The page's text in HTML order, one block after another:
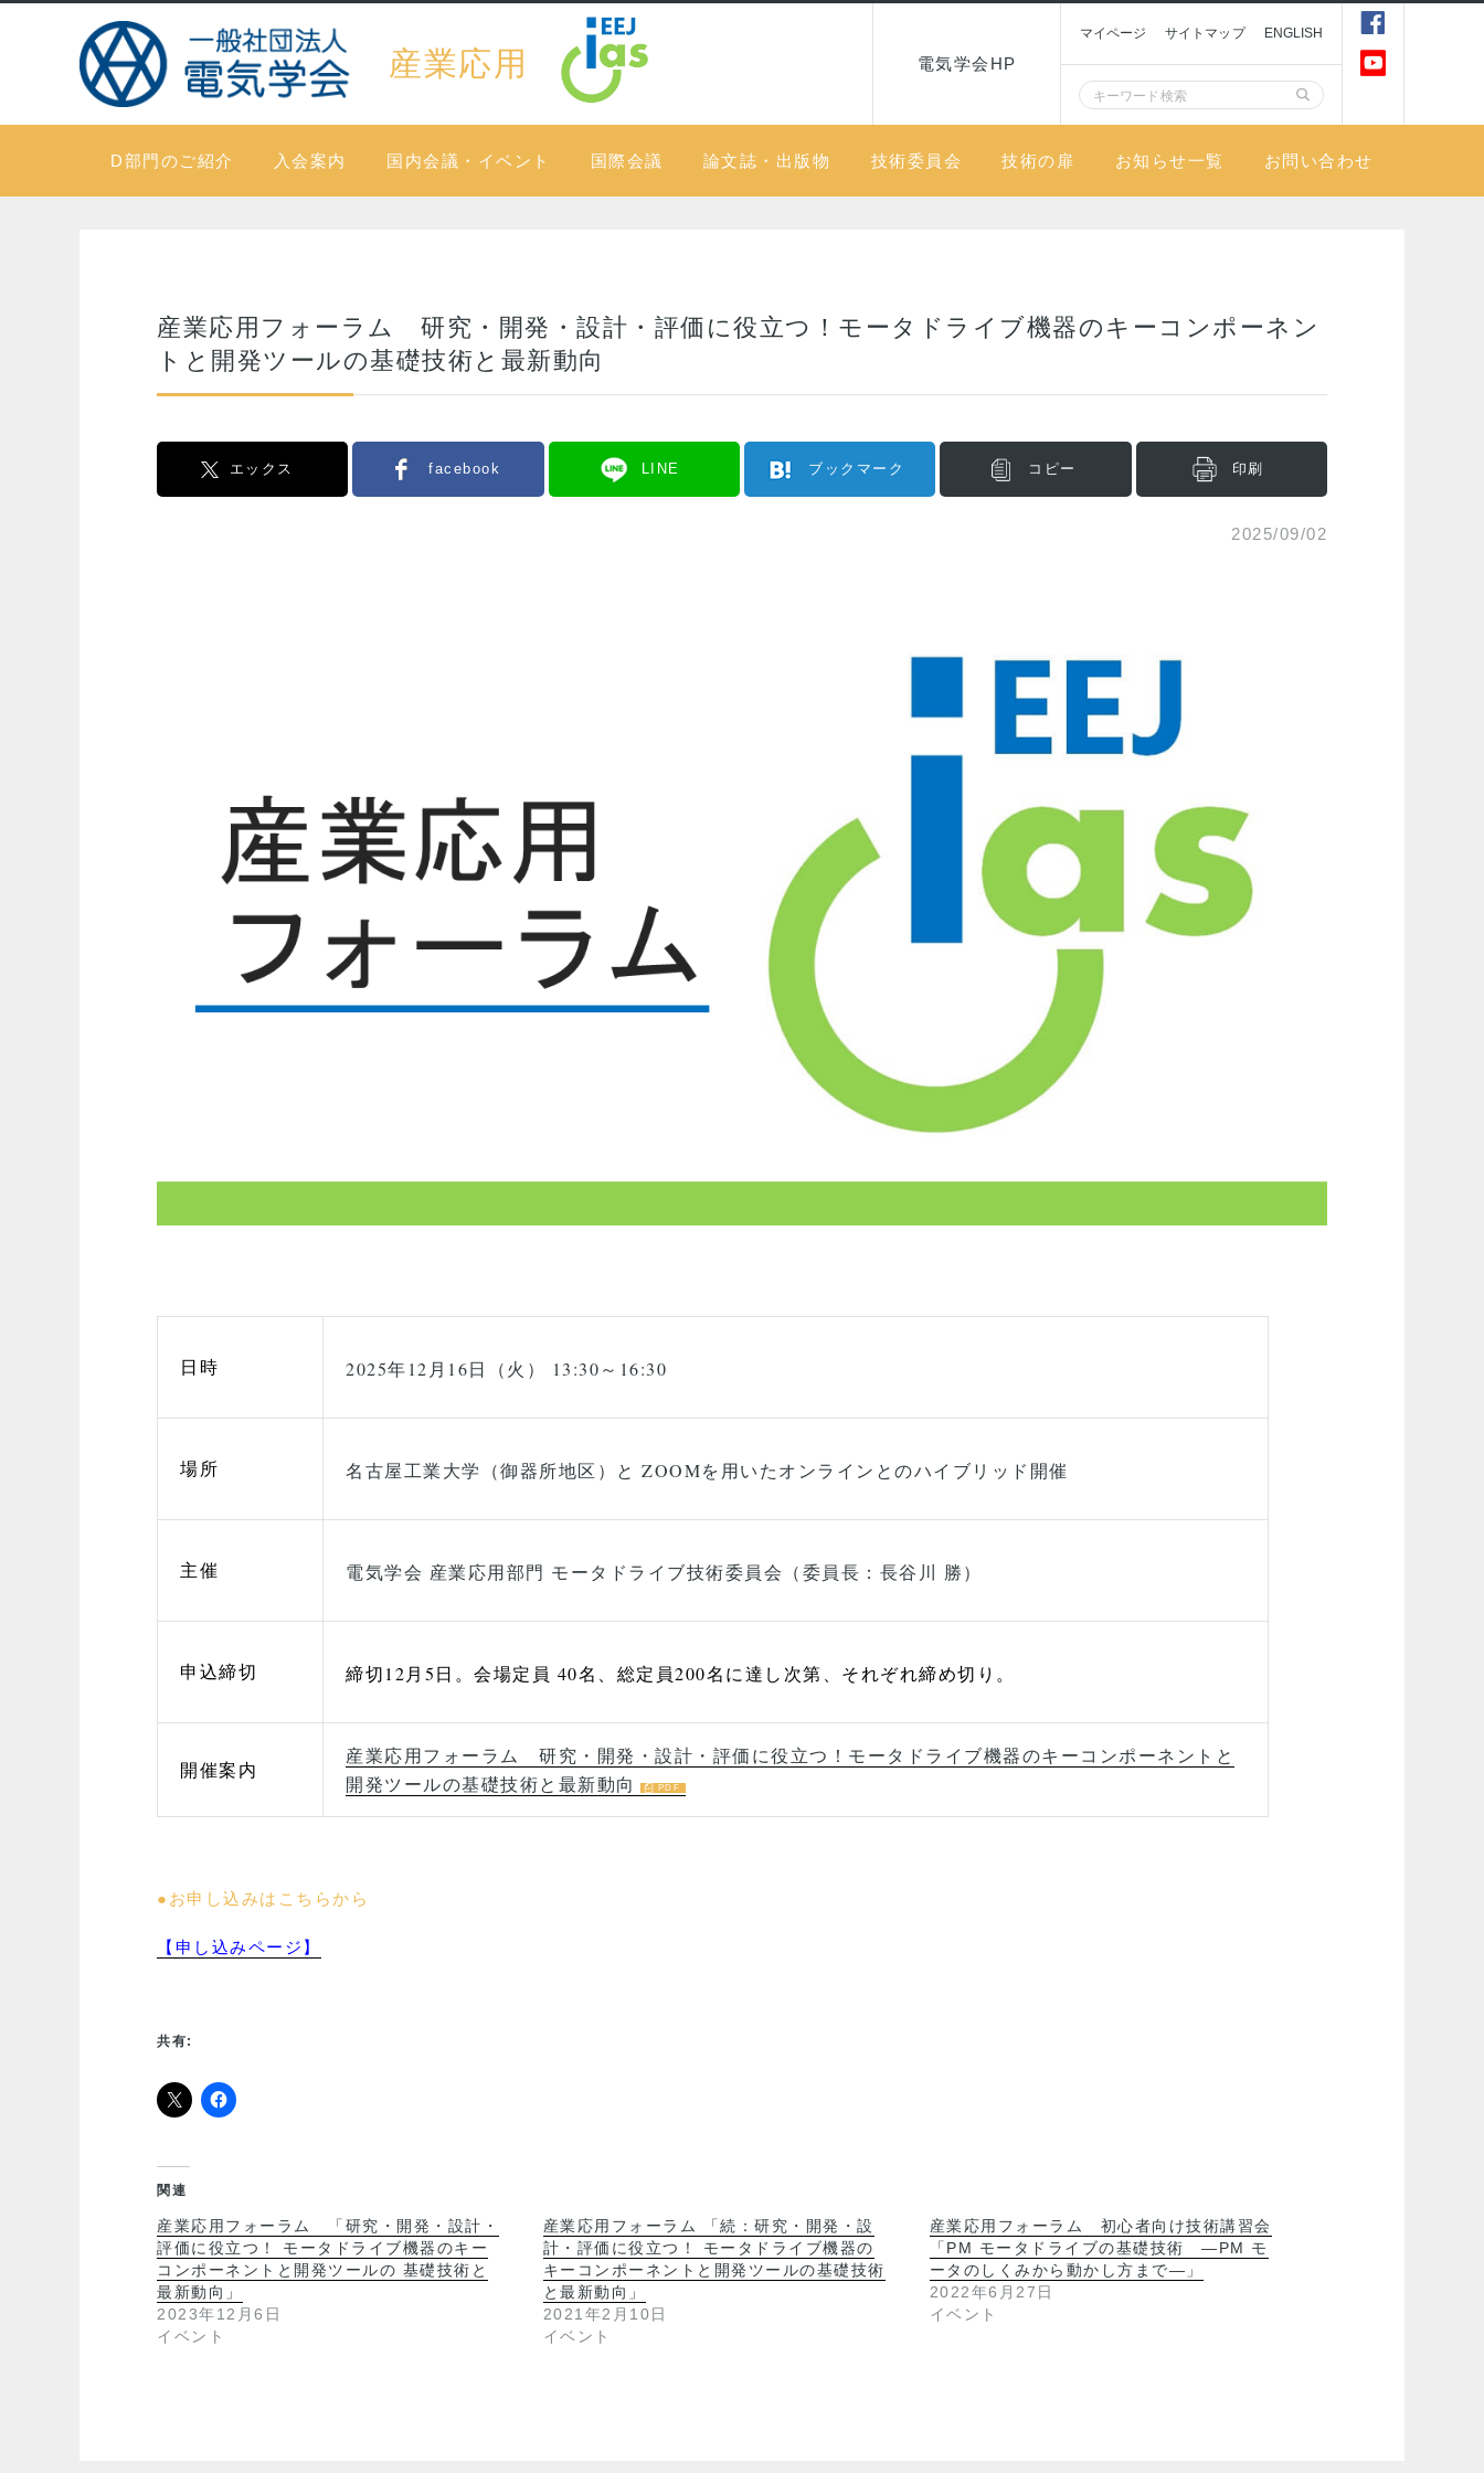
産業応用 電気学会HP
マイページ サイトマップ ENGLISH
D部門のご紹介 入会案内 国内会議・イベント 国際会議 論文誌・出版物 技術委員会 技術の扉 お知らせ一覧 お問い合わせ
産業応用フォーラム 研究・開発・設計・評価に役立つ！モータドライブ機器のキーコンポーネン
トと開発ツールの基礎技術と最新動向
エックス facebook LINE ブックマーク コピー 印刷
2025/09/02
日時 2025年12月16日（火） 13:30～16:30
場所 名古屋工業大学（御器所地区）と ZOOMを用いたオンラインとのハイブリッド開催
主催 電気学会 産業応用部門 モータドライブ技術委員会（委員長：長谷川 勝）
申込締切 締切12月5日。会場定員 40名、総定員200名に達し次第、それぞれ締め切り。
開催案内
産業応用フォーラム 研究・開発・設計・評価に役立つ！モータドライブ機器のキーコンポーネントと
開発ツールの基礎技術と最新動向
●お申し込みはこちらから
【申し込みページ】
共有:
関連
産業応用フォーラム 「研究・開発・設計・
評価に役立つ！ モータドライブ機器のキー
コンポーネントと開発ツールの 基礎技術と
最新動向」
2023年12月6日
イベント
産業応用フォーラム 「続：研究・開発・設
計・評価に役立つ！ モータドライブ機器の
キーコンポーネントと開発ツールの基礎技術
と最新動向」
2021年2月10日
イベント
産業応用フォーラム 初心者向け技術講習会
「PM モータドライブの基礎技術 ―PM モ
ータのしくみから動かし方まで―」
2022年6月27日
イベント